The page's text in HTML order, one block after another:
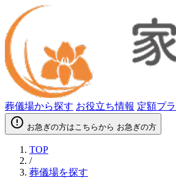
葬儀場から探す お役立ち情報 定額プ
error_outline お急ぎの方はこちらから お急ぎの方
TOP
/
葬儀場を探す